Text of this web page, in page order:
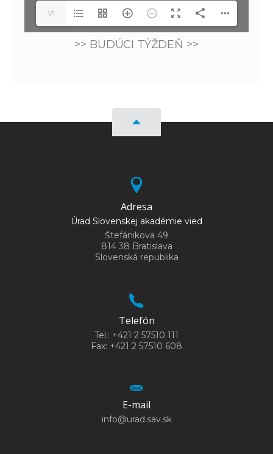
1/1
>> BUDÚCI TÝŽDEŇ >>
Adresa
Úrad Slovenskej akadémie vied
Štefánikova 49
814 38 Bratislava
Slovenská republika
Telefón
Tel.: +421 2 57510 111
Fax: +421 2 57510 608
E-mail
info@urad.sav.sk